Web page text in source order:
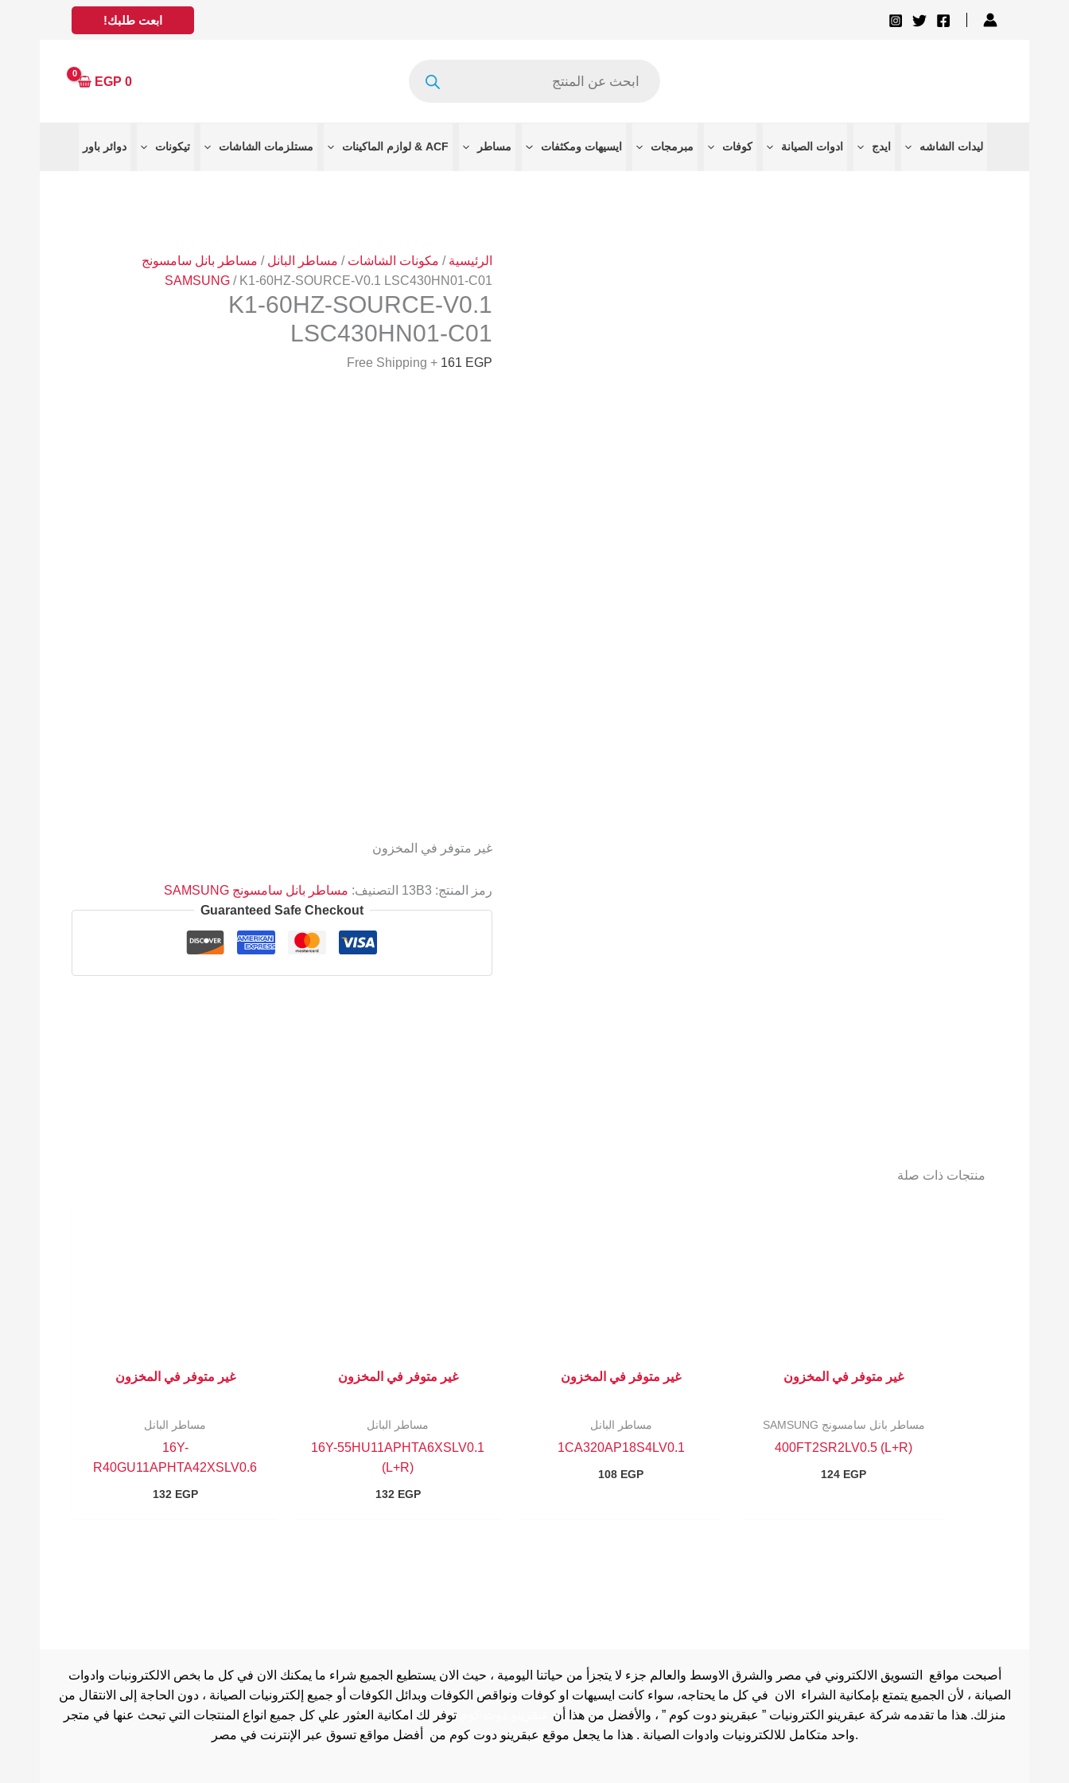
ابعت طلبك!
0
EGP
ليدات الشاشه ايدج ادوات الصيانة كوفات مبرمجات ايسيهات ومكثفات مساطر ACF & لوازم الماكينات مستلزمات الشاشات تيكونات دوائر باور
الرئيسية / مكونات الشاشات / مساطر البانل / مساطر بانل سامسونج
SAMSUNG/ K1-60HZ-SOURCE-V0.1 LSC430HN01-C01
K1-60HZ-SOURCE-V0.1
LSC430HN01-C01
161 EGP
+ Free Shipping
غير متوفر في المخزون
رمز المنتج: 13B3 التصنيف: مساطر بانل سامسونج SAMSUNG
Guaranteed Safe Checkout
منتجات ذات صلة
غير متوفر في المخزون
مساطر بانل سامسونج SAMSUNG
400FT2SR2LV0.5 (L+R)
124 EGP
غير متوفر في المخزون
مساطر البانل
1CA320AP18S4LV0.1
108 EGP
غير متوفر في المخزون
مساطر البانل
16Y-55HU11APHTA6XSLV0.1
(L+R)
132 EGP
غير متوفر في المخزون
مساطر البانل
16Y-
R40GU11APHTA42XSLV0.6
132 EGP
أصبحت مواقع التسويق الالكتروني في مصر والشرق الاوسط والعالم جزء لا يتجزأ من حياتنا اليومية ، حيث الان يستطيع الجميع شراء ما يمكنك الان في كل ما بخص الالكترونبات وادوات
الصيانة ، لأن الجميع يتمتع بإمكانية الشراء الان في كل ما يحتاجه، سواء كانت ايسيهات او كوفات ونواقص الكوفات وبدائل الكوفات أو جميع إلكترونيات الصيانة ، دون الحاجة إلى الانتقال من
منزلك. هذا ما تقدمه شركة عبقرينو الكترونيات ” عبقرينو دوت كوم ” ، والأفضل من هذا أن
توفر لك امكانية العثور علي كل جميع انواع المنتجات التي تبحث عنها في متجر
واحد متكامل للالكترونيات وادوات الصيانة . هذا ما يجعل موقع عبقرينو دوت كوم من أفضل مواقع تسوق عبر الإنترنت في مصر.